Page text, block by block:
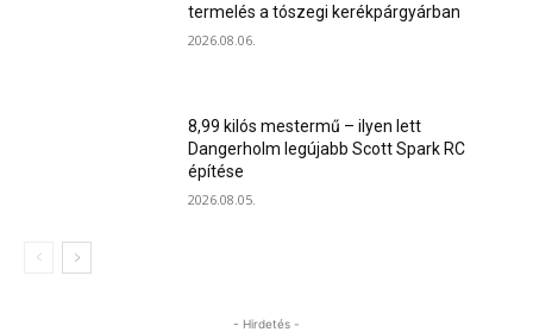
termelés a tószegi kerékpárgyárban
2026.08.06.
8,99 kilós mestermű – ilyen lett
Dangerholm legújabb Scott Spark RC
építése
2026.08.05.
- Hirdetés -